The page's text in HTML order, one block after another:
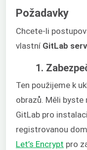
Požadavky
Chcete-li
vlastní GitLab
1.
Ten použijeme k
obrazů. Měli
GitLab pro
registrovanou
Let’s Encrypt pro